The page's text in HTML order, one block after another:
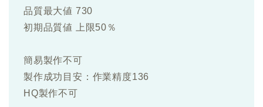
品質最大値 730
初期品質値 上限50％
簡易製作不可
製作成功目安：作業精度136
HQ製作不可